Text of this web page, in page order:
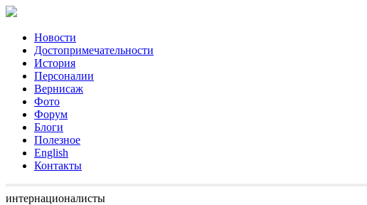
Новости
Достопримечательности
История
Персоналии
Вернисаж
Фото
Форум
Блоги
Полезное
English
Контакты
интернационалисты